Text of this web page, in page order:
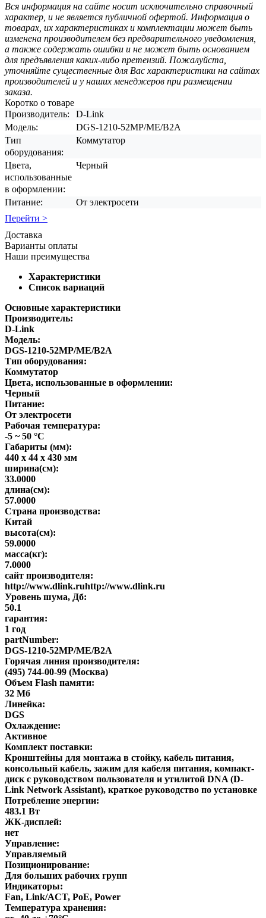
Вся информация на сайте носит исключительно справочный
характер, и не является публичной офертой. Информация о
товарах, их характеристиках и комплектации может быть
изменена производителем без предварительного уведомления,
а также содержать ошибки и не может быть основанием
для предъявления каких-либо претензий. Пожалуйста,
уточняйте существенные для Вас характеристики на сайтах
производителей и у наших менеджеров при размещении
заказа.
Коротко о товаре
Производитель:
D-Link
Модель:
DGS-1210-52MP/ME/B2A
Тип
оборудования:
Коммутатор
Цвета,
использованные
в оформлении:
Черный
Питание:
От электросети
Перейти >
Доставка
Варианты оплаты
Наши преимущества
Характеристики
Список вариаций
Основные характеристики
Производитель:
D-Link
Модель:
DGS-1210-52MP/ME/B2A
Тип оборудования:
Коммутатор
Цвета, использованные в оформлении:
Черный
Питание:
От электросети
Рабочая температура:
-5 ~ 50 °C
Габариты (мм):
440 x 44 x 430 мм
ширина(см):
33.0000
длина(см):
57.0000
Страна производства:
Китай
высота(см):
59.0000
масса(кг):
7.0000
сайт производителя:
http://www.dlink.ruhttp://www.dlink.ru
Уровень шума, Дб:
50.1
гарантия:
1 год
partNumber:
DGS-1210-52MP/ME/B2A
Горячая линия производителя:
(495) 744-00-99 (Москва)
Объем Flash памяти:
32 Мб
Линейка:
DGS
Охлаждение:
Активное
Комплект поставки:
Кронштейны для монтажа в стойку, кабель питания,
консольный кабель, зажим для кабеля питания, компакт-
диск с руководством пользователя и утилитой DNA (D-
Link Network Assistant), краткое руководство по установке
Потребление энергии:
483.1 Вт
ЖК-дисплей:
нет
Управление:
Управляемый
Позиционирование:
Для больших рабочих групп
Индикаторы:
Fan, Link/ACT, PoE, Power
Температура хранения: